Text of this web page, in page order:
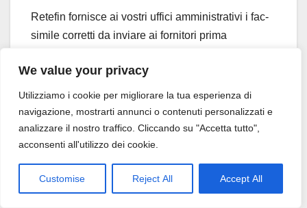
We value your privacy
Utilizziamo i cookie per migliorare la tua esperienza di
navigazione, mostrarti annunci o contenuti personalizzati e
analizzare il nostro traffico. Cliccando su "Accetta tutto",
acconsenti all'utilizzo dei cookie.
Customise Reject All Accept All
Retefin fornisce ai vostri uffici amministrativi i fac-
simile corretti da inviare ai fornitori prima
nella procedura di regolarizzazione (timbro
elettronico/integrazione) qualora la fattura sia già
arrivata errata.